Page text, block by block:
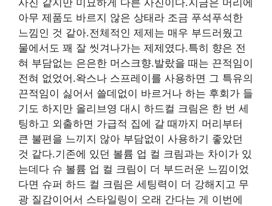
아무 제품도 바르지 않은 상태라 조금 푸석푸석한
느낌인 것 같아.전체적인 제제는 매우 부드러웠고
물에서도 꽤 잘 씻겨나가는 제제였다.특히 향은 전
혀 부담없는 은은한 머스크향.발랐을 때는 끈적임이
전혀 없었어.왁스나 스프레이를 사용하면 그 특유의
끈적임이 싫어서 쓸데없이 바르거나 하는 후회가 들
기도 하지만 올리브영 대시 하드컬 크림은 한 번 세
팅하고 외출하면 가급적 집에 갈 때까지 머리부터
큰 불편을 느끼지 않아 부담없이 사용하기 좋았던
것 같다.기존에 있던 볼륨 업 컬 크림과는 차이가 있
는데다 슈 볼륨 업 컬 크림이 더 부드러운 느낌이었
다면 슈퍼 하드 컬 크림은 세팅력이 더 강해지고 무
광 질감이어서 스타일링이 오래 간다는 게 이번에